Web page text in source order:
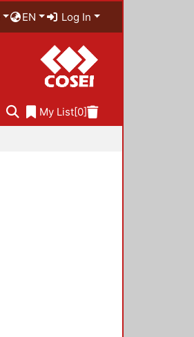
EN Log In
My List[0]